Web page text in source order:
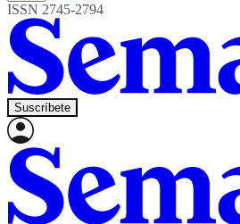
ISSN 2745-2794
Suscríbete